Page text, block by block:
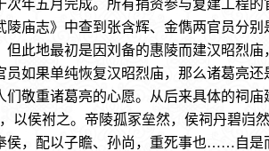
年五月完成。所有捐资参与复建工程
庙志》中查到张含辉、金儁两官员分
此地最初是因刘备的惠陵而建汉昭烈
如果单纯恢复汉昭烈庙，那么诸葛亮
敬重诸葛亮的心愿。从后来具体的祠
以侯祔之。帝陵孤冢垒然，侯祠丹碧岿
侯，配以子瞻、孙尚，重死事也……自